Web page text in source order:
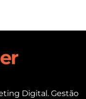
Digital. Gestão